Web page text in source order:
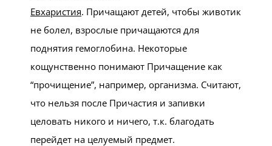
Евхаристия. Причащают детей, чтобы животик
не болел, взрослые причащаются для
поднятия гемоглобина. Некоторые
кощунственно понимают Причащение как
“прочищение”, например, организма. Считают,
что нельзя после Причастия и запивки
целовать никого и ничего, т.к. благодать
перейдет на целуемый предмет.